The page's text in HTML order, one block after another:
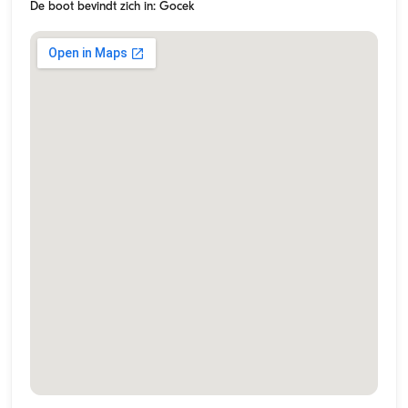
De boot bevindt zich in: Gocek